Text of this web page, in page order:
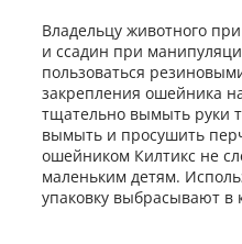
Владельцу животного
и ссадин при
пользоваться
закрепления ошейника
тщательно вымыть руки
вымыть и просушить
ошейником Килтикс не
маленьким детям.
упаковку выбрасывают в